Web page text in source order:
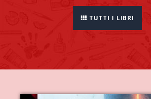
TUTTI I LIBRI